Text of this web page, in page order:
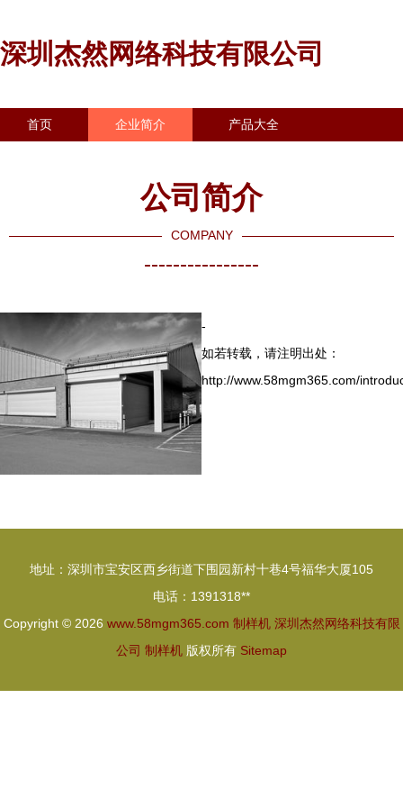
深圳杰然网络科技有限公司
首页 企业简介 产品大全
公司简介
COMPANY
----------------
-
如若转载，请注明出处：
http://www.58mgm365.com/
地址：深圳市宝安区西乡街道下围园新村十巷4号福华大厦105
电话：1391318**
Copyright © 2026 www.58mgm365.com 制样机 深圳杰然网络科技有限
公司 制样机 版权所有 Sitemap